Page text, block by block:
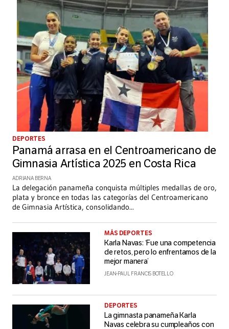
DEPORTES
Panamá arrasa en el Centroamericano de
Gimnasia Artística 2025 en Costa Rica
ADRIANA BERNA
La delegación panameña conquista múltiples medallas de oro,
plata y bronce en todas las categorías del Centroamericano
de Gimnasia Artística, consolidando...
MÁS DEPORTES
Karla Navas: ‘Fue una competencia
de retos, pero lo enfrentamos de la
mejor manera’
JEAN-PAUL FRANCIS BOTELLO
DEPORTES
La gimnasta panameña Karla
Navas celebra su cumpleaños con